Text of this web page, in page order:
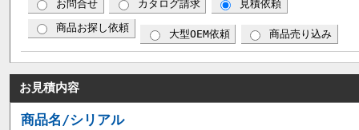
お問合せ カタログ請求 見積依頼
商品お探し依頼
大型OEM依頼 商品売り込み
お見積内容
商品名/シリアル